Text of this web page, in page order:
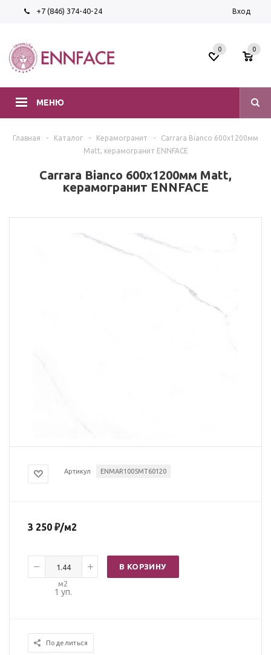
+7 (846) 374-40-24 Вход
МЕНЮ
0 0
Главная - Каталог - Керамогранит -
Carrara Bianco 600х1200мм
Matt, керамогранит ENNFACE
Carrara Bianco 600х1200мм Matt,
керамогранит ENNFACE
Артикул ENMAR1005MT60120
3 250 ₽/м2
м2
1 уп.
В КОРЗИНУ
Поделиться